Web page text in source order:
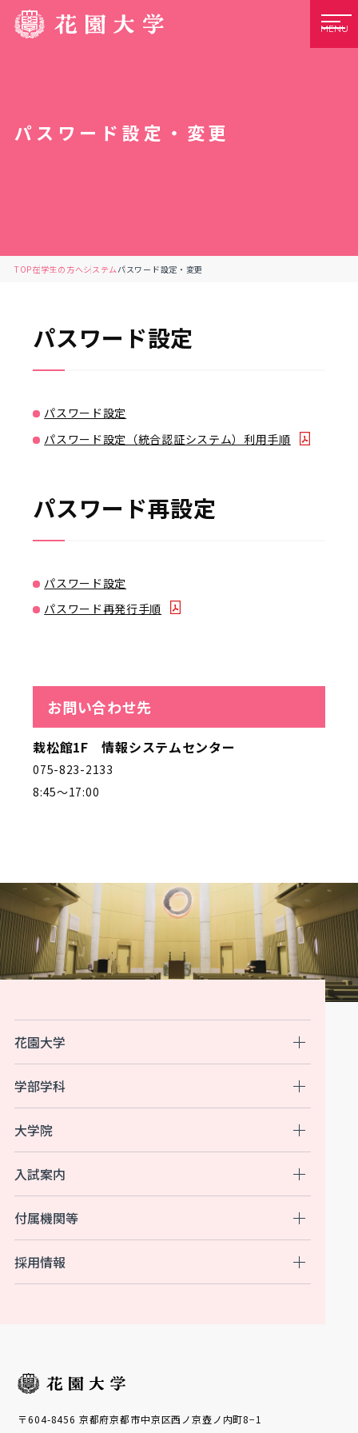
MENU
パスワード設定・変更
TOP在学生の方へシステムパスワード設定・変更
パスワード設定
パスワード設定
パスワード設定（統合認証システム）利用手順
パスワード再設定
パスワード設定
パスワード再発行手順
お問い合わせ先
栽松館1F 情報システムセンター
075-823-2133
8:45～17:00
花園大学
入試案内
付属機関等
学部学科
大学院
採用情報
〒604-8456 京都府京都市中京区西ノ京壺ノ内町8−1